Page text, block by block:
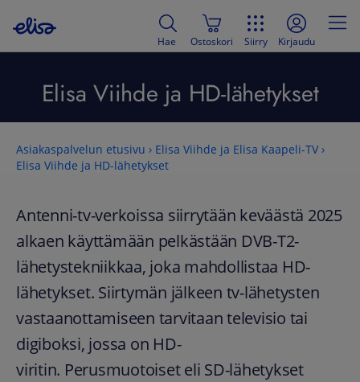
Hae Ostoskori Siirry Kirjaudu
Elisa Viihde ja HD-lähetykset
Asiakaspalvelun etusivu › Elisa Viihde ja Elisa Kaapeli-TV ›
Elisa Viihde ja HD-lähetykset
Antenni-tv-verkoissa siirrytään keväästä 2025
alkaen käyttämään pelkästään DVB-T2-
lähetystekniikkaa, joka mahdollistaa HD-
lähetykset. Siirtymän jälkeen tv-lähetysten
vastaanottamiseen tarvitaan televisio tai
digiboksi, jossa on HD-
viritin. Perusmuotoiset eli SD-lähetykset